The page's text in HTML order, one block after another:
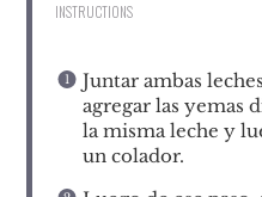
INSTRUCTIONS
Juntar ambas
agregar las yemas
la misma leche y
un colador.